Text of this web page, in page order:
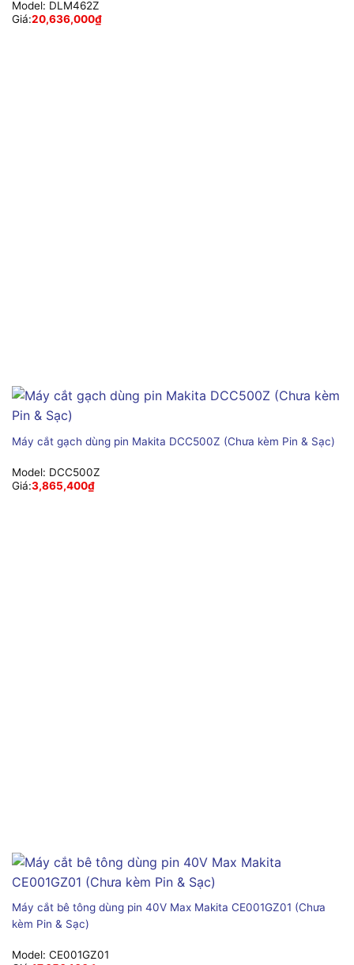
Model: DLM462Z
Giá:20,636,000₫
Máy cắt gạch dùng pin Makita DCC500Z (Chưa kèm Pin & Sạc)
Model: DCC500Z
Giá:3,865,400₫
Máy cắt bê tông dùng pin 40V Max Makita CE001GZ01 (Chưa
kèm Pin & Sạc)
Model: CE001GZ01